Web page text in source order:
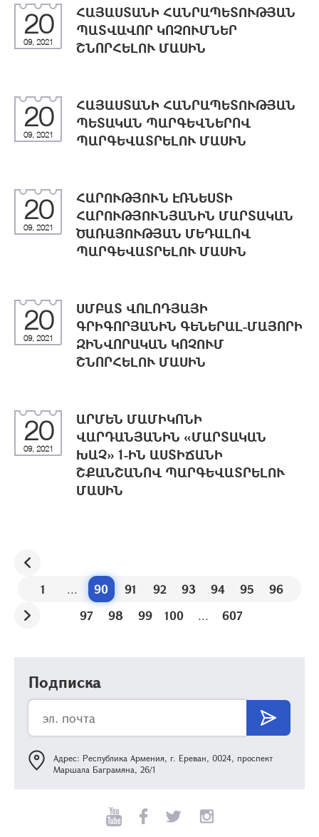
20
09, 2021
ՀԱՅԱՍՏԱՆԻ ՀԱՆՐԱՊԵՏՈՒԹՅԱՆ
ՊԱՏՎԱՎՈՐ ԿՈՉՈՒՄՆԵՐ
ՇՆՈՐՀԵԼՈՒ ՄԱՍԻՆ
20
09, 2021
ՀԱՅԱՍՏԱՆԻ ՀԱՆՐԱՊԵՏՈՒԹՅԱՆ
ՊԵՏԱԿԱՆ ՊԱՐԳԵՎՆԵՐՈՎ
ՊԱՐԳԵՎԱՏՐԵԼՈՒ ՄԱՍԻՆ
20
09, 2021
ՀԱՐՈՒԹՅՈՒՆ ԷՌՆԵՍՏԻ
ՀԱՐՈՒԹՅՈՒՆՅԱՆԻՆ ՄԱՐՏԱԿԱՆ
ԾԱՌԱՅՈՒԹՅԱՆ ՄԵԴԱԼՈՎ
ՊԱՐԳԵՎԱՏՐԵԼՈՒ ՄԱՍԻՆ
20
09, 2021
ՍՄԲԱՏ ՎՈԼՈԴՅԱՅԻ
ԳՐԻԳՈՐՅԱՆԻՆ ԳԵՆԵՐԱԼ-ՄԱՅՈՐԻ
ԶԻՆՎՈՐԱԿԱՆ ԿՈՉՈՒՄ
ՇՆՈՐՀԵԼՈՒ ՄԱՍԻՆ
20
09, 2021
ԱՐՄԵՆ ՄԱՄԻԿՈՆԻ
ՎԱՐԴԱՆՅԱՆԻՆ «ՄԱՐՏԱԿԱՆ
ԽԱՉ» 1-ԻՆ ԱՍՏԻՃԱՆԻ
ՇՔԱՆՇԱՆՈՎ ՊԱՐԳԵՎԱՏՐԵԼՈՒ
ՄԱՍԻՆ
1 ... 90 91 92 93 94 95
96
97
98 99 100 ... 607
Подписка
Адрес: Республика Армения, г. Ереван, 0024, проспект
Маршала Баграмяна, 26/1